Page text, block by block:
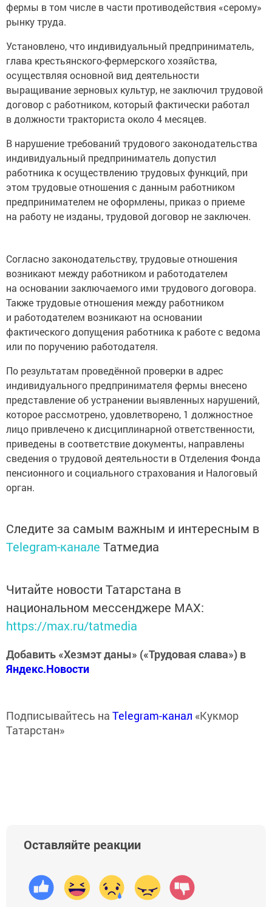
фермы в том числе в части противодействия «серому»
рынку труда.
Установлено, что индивидуальный предприниматель,
глава крестьянского-фермерского хозяйства,
осуществляя основной вид деятельности
выращивание зерновых культур, не заключил трудовой
договор с работником, который фактически работал
в должности тракториста около 4 месяцев.
В нарушение требований трудового законодательства
индивидуальный предприниматель допустил
работника к осуществлению трудовых функций, при
этом трудовые отношения с данным работником
предпринимателем не оформлены, приказ о приеме
на работу не изданы, трудовой договор не заключен.
Согласно законодательству, трудовые отношения
возникают между работником и работодателем
на основании заключаемого ими трудового договора.
Также трудовые отношения между работником
и работодателем возникают на основании
фактического допущения работника к работе с ведома
или по поручению работодателя.
По результатам проведённой проверки в адрес
индивидуального предпринимателя фермы внесено
представление об устранении выявленных нарушений,
которое рассмотрено, удовлетворено, 1 должностное
лицо привлечено к дисциплинарной ответственности,
приведены в соответствие документы, направлены
сведения о трудовой деятельности в Отделения Фонда
пенсионного и социального страхования и Налоговый
орган.
Следите за самым важным и интересным в
Telegram-канале Татмедиа
Читайте новости Татарстана в
национальном мессенджере MАХ:
https://max.ru/tatmedia
Добавить «Хезмэт даны» («Трудовая слава») в
Яндекс.Новости
Подписывайтесь на Telegram-канал «Кукмор
Татарстан»
Оставляйте реакции